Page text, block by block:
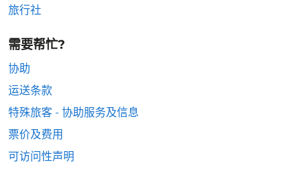
旅行社
需要帮忙?
协助
运送条款
特殊旅客 - 协助服务及信息
票价及费用
可访问性声明